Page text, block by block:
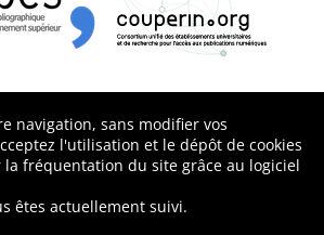
navigation, sans modifier vos
l'utilisation et le dépôt de cookies
fréquentation du site grâce au logiciel
êtes actuellement suivi.